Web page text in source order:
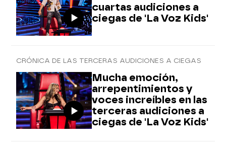
cuartas audiciones a
ciegas de 'La Voz Kids'
CRÓNICA DE LAS TERCERAS AUDICIONES A CIEGAS
Mucha emoción,
arrepentimientos y
voces increíbles en las
terceras audiciones a
ciegas de 'La Voz Kids'